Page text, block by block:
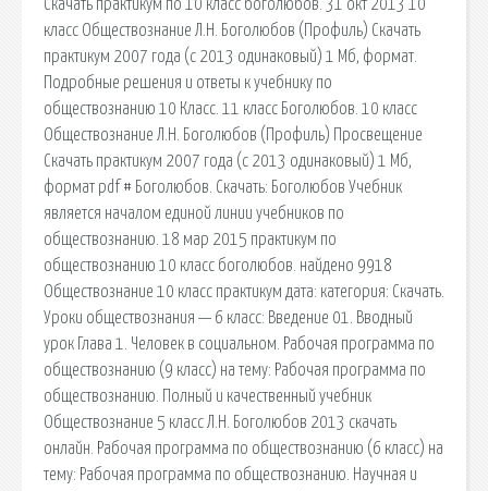
Скачать практикум по 10 класс боголюбов. 31 окт 2013 10
класс Обществознание Л.Н. Боголюбов (Профиль) Скачать
практикум 2007 года (с 2013 одинаковый) 1 Мб, формат.
Подробные решения и ответы к учебнику по
обществознанию 10 Класс. 11 класс Боголюбов. 10 класс
Обществознание Л.Н. Боголюбов (Профиль) Просвещение
Скачать практикум 2007 года (с 2013 одинаковый) 1 Мб,
формат pdf # Боголюбов. Скачать: Боголюбов Учебник
является началом единой линии учебников по
обществознанию. 18 мар 2015 практикум по
обществознанию 10 класс боголюбов. найдено 9918
Обществознание 10 класс практикум дата: категория: Скачать.
Уроки обществознания — 6 класс: Введение 01. Вводный
урок Глава 1. Человек в социальном. Рабочая программа по
обществознанию (9 класс) на тему: Рабочая программа по
обществознанию. Полный и качественный учебник
Обществознание 5 класс Л.Н. Боголюбов 2013 скачать
онлайн. Рабочая программа по обществознанию (6 класс) на
тему: Рабочая программа по обществознанию. Научная и